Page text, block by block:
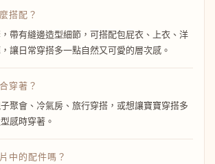
搭配？
帶有縫邊造型細節，可搭配包屁衣、上衣、洋
讓日常穿搭多一點自然又可愛的層次感。
穿著？
聚會、冷氣房、旅行穿搭，或想讓寶寶穿搭多
感時穿著。
中的配件嗎？